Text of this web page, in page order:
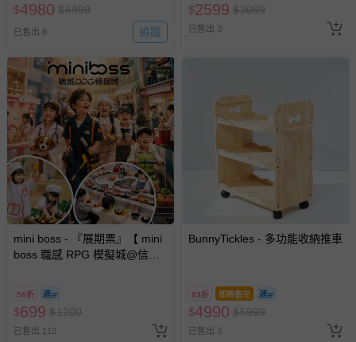
$4980 $6999
已售出 8 追蹤
$2599 $3099
已售出 3
mini boss - 『展期票』【 mini
boss 職感 RPG 模擬城@信義
換，依現場梯次安排入場，逾
期作廢) (兒童票(2歲以上)贈一
名陪伴成人)
58折
$699 $1200
已售出 112
BunnyTickles - 多功能收納推車
83折 即將售完
$4990 $5999
已售出 3